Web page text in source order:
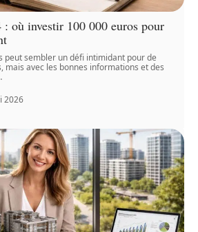
: où investir 100 000 euros pour
peut sembler un défi intimidant pour de
mais avec les bonnes informations et des
2026